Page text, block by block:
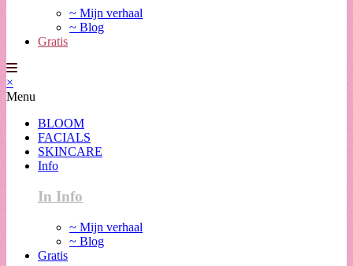
~ Mijn verhaal
~ Blog
Gratis
×
Menu
BLOOM
FACIALS
SKINCARE
Info
In Info
~ Mijn verhaal
~ Blog
Gratis